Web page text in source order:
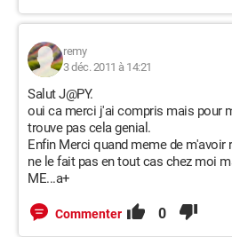
remy
3 déc. 2011 à 14:21
Salut J@PY.
oui ca merci j'ai compris mais pour
trouve pas cela genial.
Enfin Merci quand meme de m'avoir
ne le fait pas en tout cas chez moi
ME...a+
Commenter 0